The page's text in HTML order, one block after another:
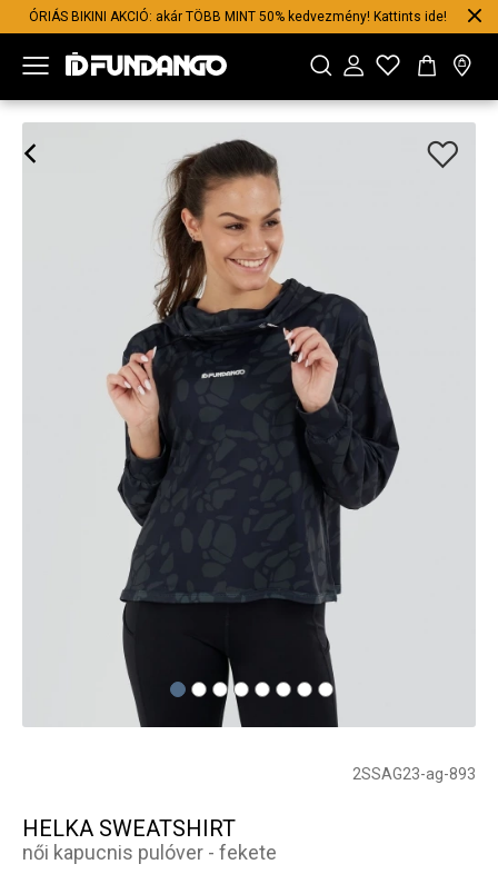
ÓRIÁS BIKINI AKCIÓ: akár TÖBB MINT 50% kedvezmény! Kattints ide!
2SSAG23-ag-893
HELKA SWEATSHIRT
női kapucnis pulóver - fekete